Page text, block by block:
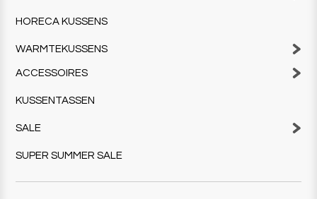
HORECA KUSSENS
WARMTEKUSSENS
ACCESSOIRES
KUSSENTASSEN
SALE
SUPER SUMMER SALE